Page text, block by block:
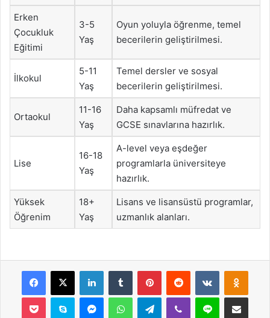
Erken
Çocukluk
Eğitimi
3-5
Yaş
Oyun yoluyla öğrenme, temel
becerilerin geliştirilmesi.
İlkokul
5-11
Yaş
Temel dersler ve sosyal
becerilerin geliştirilmesi.
Ortaokul
11-16
Yaş
Daha kapsamlı müfredat ve
GCSE sınavlarına hazırlık.
Lise
16-18
Yaş
A-level veya eşdeğer
programlarla üniversiteye
hazırlık.
Yüksek
Öğrenim
18+
Yaş
Lisans ve lisansüstü programlar,
uzmanlık alanları.
Facebook
X LinkedInTumblr PinterestReddit VKontakte
Pocket Skype MessengerWhatsAppTelegramViber Line E-Posta ile